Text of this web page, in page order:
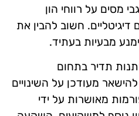
מסים על רווחי הון
חשוב להבין את
מבעיות בעתיד.
תדיר בתחום
מעודכן על השינויים
מאושרות על ידי